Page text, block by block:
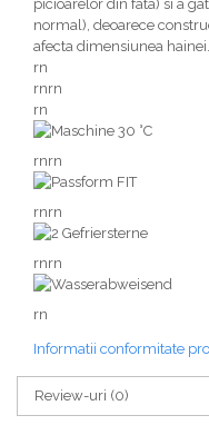
picioarelor din fata) si a
normal), deoarece
afecta dimensiunea hainei.
rn
rnrn
rn
rnrn
rnrn
rnrn
rn
Informatii conformitate
Review-uri (0)